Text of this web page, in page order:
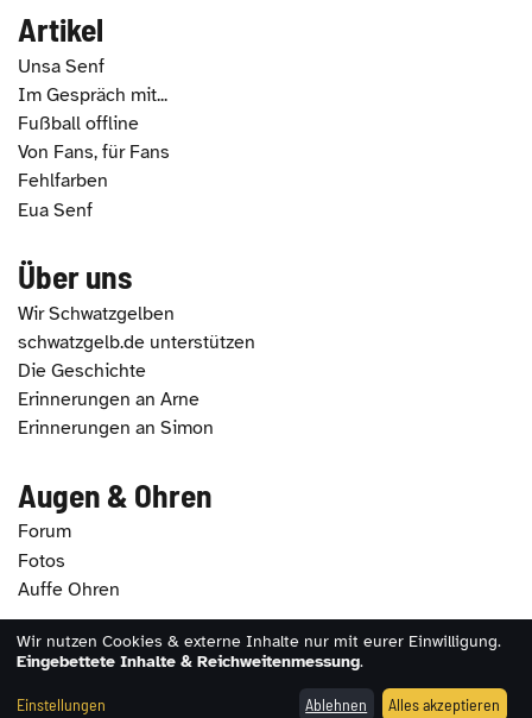
Artikel
Unsa Senf
Im Gespräch mit...
Fußball offline
Von Fans, für Fans
Fehlfarben
Eua Senf
Über uns
Wir Schwatzgelben
schwatzgelb.de unterstützen
Die Geschichte
Erinnerungen an Arne
Erinnerungen an Simon
Augen & Ohren
Forum
Fotos
Auffe Ohren
2026 - schwatzgelb.de |Impressum|Datenschutz
Wir nutzen Cookies & externe Inhalte nur mit eurer Einwilligung.
Eingebettete Inhalte & Reichweitenmessung.
Einstellungen Ablehnen Alles akzeptieren